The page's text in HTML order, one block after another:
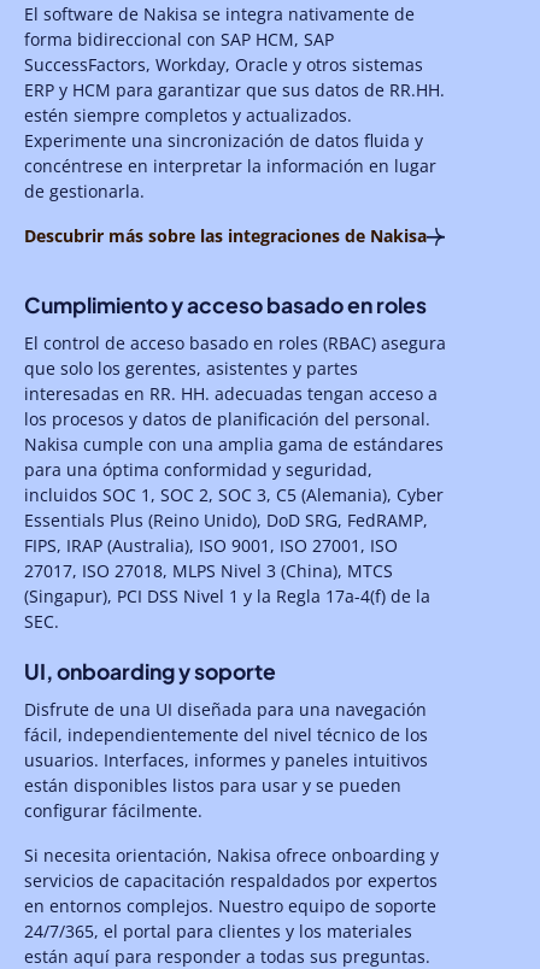
El software de Nakisa se integra nativamente de
forma bidireccional con SAP HCM, SAP
SuccessFactors, Workday, Oracle y otros sistemas
ERP y HCM para garantizar que sus datos de RR.HH.
estén siempre completos y actualizados.
Experimente una sincronización de datos fluida y
concéntrese en interpretar la información en lugar
de gestionarla.
Descubrir más sobre las integraciones de Nakisa
Cumplimiento y acceso basado en roles
El control de acceso basado en roles (RBAC) asegura
que solo los gerentes, asistentes y partes
interesadas en RR. HH. adecuadas tengan acceso a
los procesos y datos de planificación del personal.
Nakisa cumple con una amplia gama de estándares
para una óptima conformidad y seguridad,
incluidos SOC 1, SOC 2, SOC 3, C5 (Alemania), Cyber
Essentials Plus (Reino Unido), DoD SRG, FedRAMP,
FIPS, IRAP (Australia), ISO 9001, ISO 27001, ISO
27017, ISO 27018, MLPS Nivel 3 (China), MTCS
(Singapur), PCI DSS Nivel 1 y la Regla 17a-4(f) de la
SEC.
UI, onboarding y soporte
Disfrute de una UI diseñada para una navegación
fácil, independientemente del nivel técnico de los
usuarios. Interfaces, informes y paneles intuitivos
están disponibles listos para usar y se pueden
configurar fácilmente.
Si necesita orientación, Nakisa ofrece onboarding y
servicios de capacitación respaldados por expertos
en entornos complejos. Nuestro equipo de soporte
24/7/365, el portal para clientes y los materiales
están aquí para responder a todas sus preguntas.